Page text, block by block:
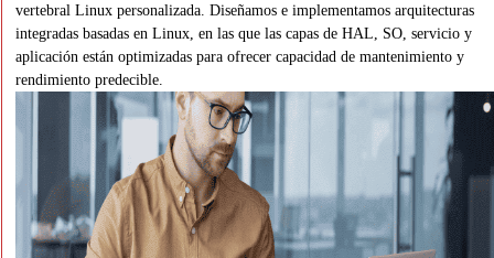
vertebral Linux personalizada. Diseñamos e implementamos arquitecturas
integradas basadas en Linux, en las que las capas de HAL, SO, servicio y
aplicación están optimizadas para ofrecer capacidad de mantenimiento y
rendimiento predecible.